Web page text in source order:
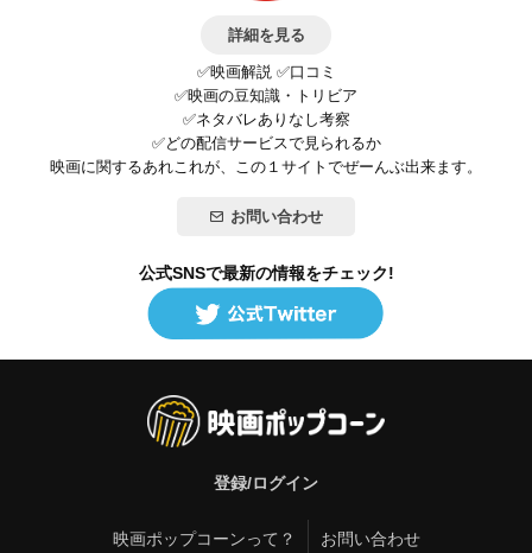
詳細を見る
✅映画解説 ✅口コミ
✅映画の豆知識・トリビア
✅ネタバレありなし考察
✅どの配信サービスで見られるか
映画に関するあれこれが、この１サイトでぜーんぶ出来ます。
お問い合わせ
公式SNSで最新の情報をチェック!
登録/ログイン
映画ポップコーンって？ お問い合わせ